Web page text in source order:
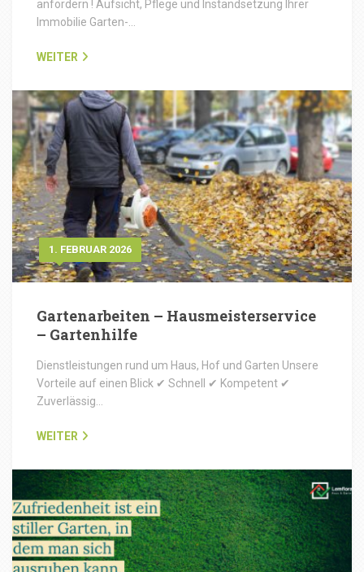
anfordern ! Aufsicht, Pflege und Instandsetzung Ihrer
Immobilie Garten-…
WEITER
1. FEBRUAR 2026
Gartenarbeiten – Hausmeisterservice
– Gartenhilfe
Dienstleistungen rund um Haus, Hof und Garten Unsere
Vorteile auf einen Blick ✔ Schnell ✔ Kompetent ✔
Zuverlässig…
WEITER